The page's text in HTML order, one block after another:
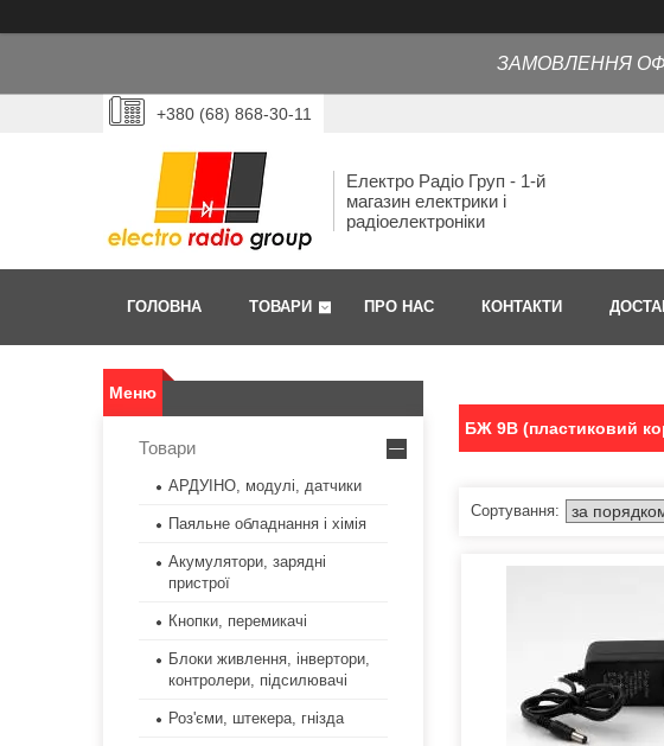
ЗАМОВЛЕННЯ
+380 (68) 868-30-11
Електро Радіо Груп - 1-й
магазин електрики і
радіоелектроніки
ГОЛОВНА ТОВАРИ ПРО НАС КОНТАКТИ
БЖ 9В (пластиковий
Товари
АРДУІНО, модулі, датчики
Паяльне обладнання і хімія
Акумулятори, зарядні
пристрої
Кнопки, перемикачі
Блоки живлення, інвертори,
контролери, підсилювачі
Роз'єми, штекера, гнізда